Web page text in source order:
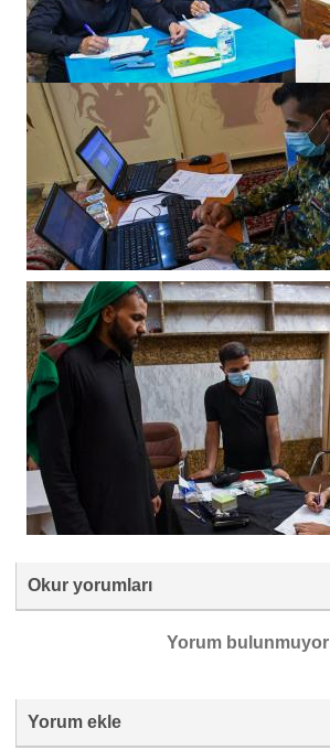
Okur yorumları
Yorum bulunmuyor
Yorum ekle